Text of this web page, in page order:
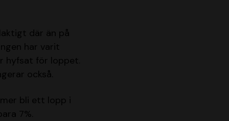
där än på
har varit
hyfsat för loppet.
också.
bli ett lopp i
7%.